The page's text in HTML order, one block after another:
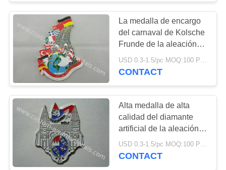
CASOS
MAPA
PRIVACY
POLICY
La medalla de encargo
del carnaval de Kolsche
Frunde de la aleación
del cinc con el esmalte
suave, chapado en oro,
USD 0.3-1.5/pc MOQ:100 PC por diseño
CONTACT
Alta medalla de alta
calidad del diamante
artificial de la aleación
del cinc del alivio 3D
con la placa del oro y de
USD 0.3-1.5/pc MOQ:100 PC por diseño
CONTACT